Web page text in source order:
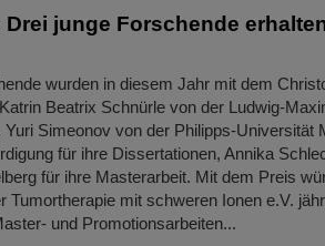
junge Forschende
wurden in diesem Jahr mit dem
Beatrix Schnürle von der Ludwig-
Yuri Simeonov von der Philipps-Universität
für ihre Dissertationen, Annika
für ihre Masterarbeit. Mit dem Preis
Tumortherapie mit schweren Ionen e.V.
und Promotionsarbeiten...